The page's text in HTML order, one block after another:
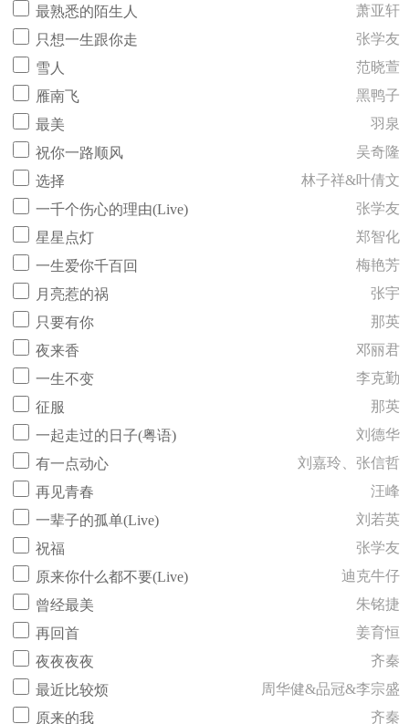
最熟悉的陌生人
萧亚轩
只想一生跟你走
张学友
雪人
范晓萱
雁南飞
黑鸭子
最美
羽泉
祝你一路顺风
吴奇隆
选择
林子祥&叶倩文
一千个伤心的理由(Live)
张学友
星星点灯
郑智化
一生爱你千百回
梅艳芳
月亮惹的祸
张宇
只要有你
那英
夜来香
邓丽君
一生不变
李克勤
征服
那英
一起走过的日子(粤语)
刘德华
有一点动心
刘嘉玲、张信哲
再见青春
汪峰
一辈子的孤单(Live)
刘若英
祝福
张学友
原来你什么都不要(Live)
迪克牛仔
曾经最美
朱铭捷
再回首
姜育恒
夜夜夜夜
齐秦
最近比较烦
周华健&品冠&李宗盛
原来的我
齐秦